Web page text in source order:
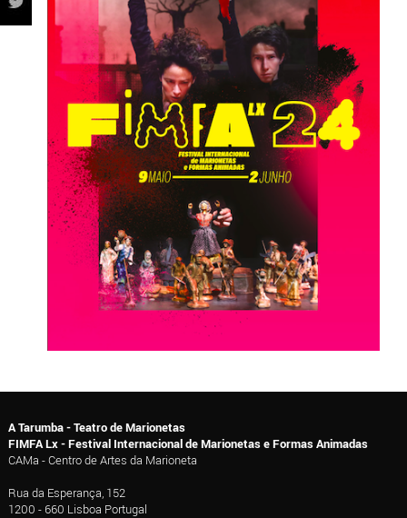
A Tarumba - Teatro de Marionetas
FIMFA Lx - Festival Internacional de Marionetas e Formas Animadas
CAMa - Centro de Artes da Marioneta
Rua da Esperança, 152
1200 - 660 Lisboa Portugal